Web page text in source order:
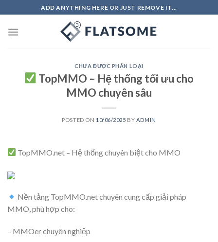
to
content
ADD ANYTHING HERE OR JUST REMOVE IT...
CHƯA ĐƯỢC PHÂN LOẠI
TopMMO – Hệ thống tối ưu cho
MMO chuyên sâu
POSTED ON 10/06/2025 BY ADMIN
TopMMO.net – Hệ thống chuyên biệt cho MMO
Nền tảng TopMMO.net chuyên cung cấp giải pháp
MMO, phù hợp cho:
– MMOer chuyên nghiệp